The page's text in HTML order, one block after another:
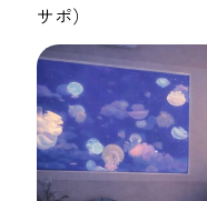
サポ）